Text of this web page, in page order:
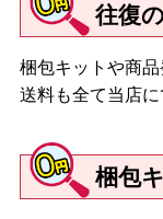
往復
梱包キットや商
送料も全て当店に
梱包